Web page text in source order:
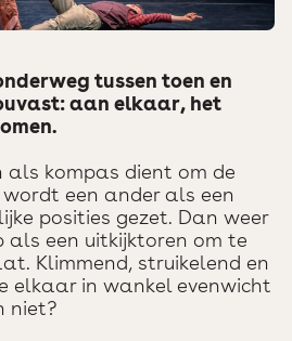
tussen toen en
aan elkaar, het
als kompas dient om de
een ander als een
posities gezet. Dan weer
als een uitkijktoren om te
Klimmend, struikelend en
elkaar in wankel evenwicht
niet?